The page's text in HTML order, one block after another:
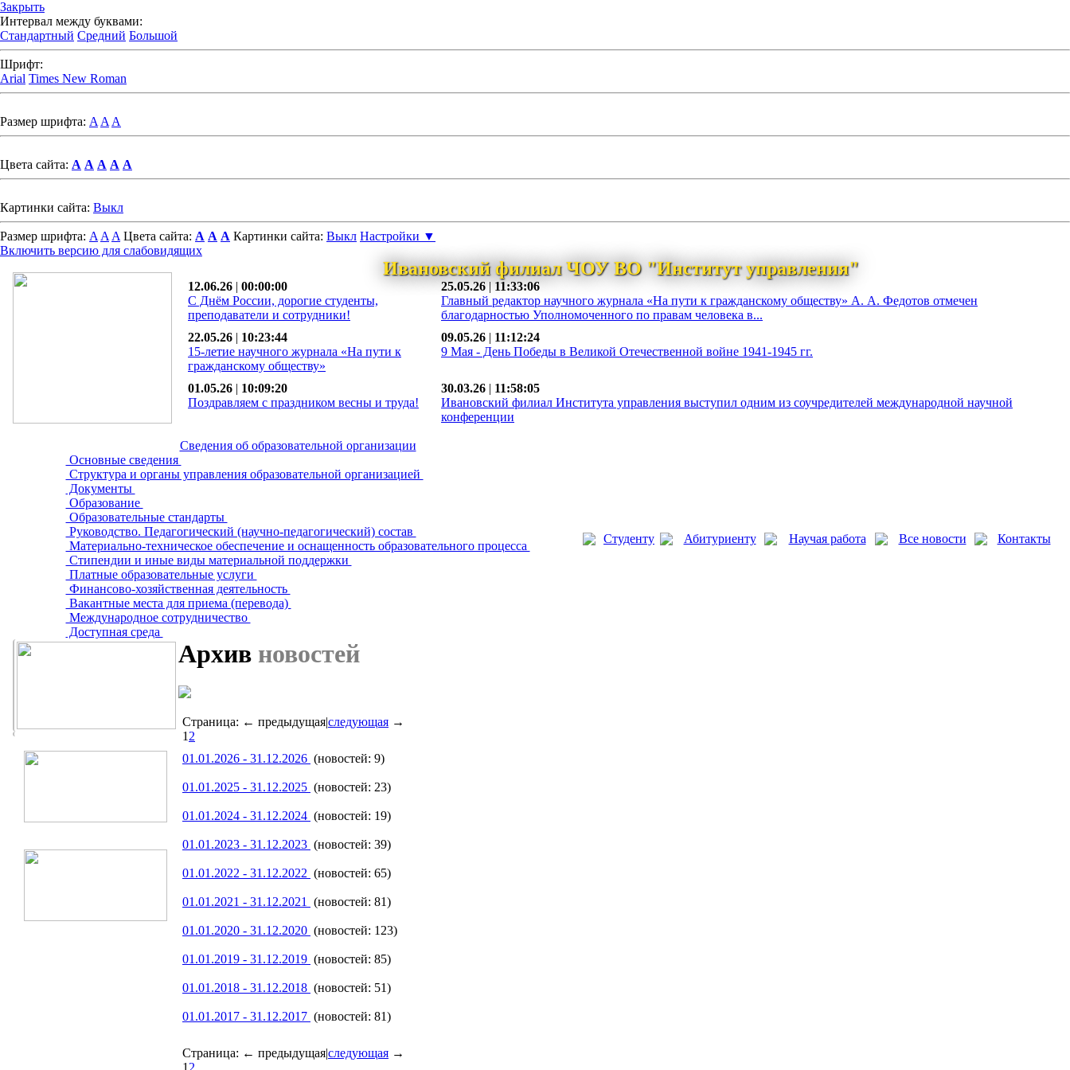
Закрыть
Интервал между буквами:
Стандартный Средний Большой
Шрифт:
Arial Times New Roman
Размер шрифта: A A A
Цвета сайта: A A A A A
Картинки сайта: Выкл
Размер шрифта: A A A Цвета сайта: A A A Картинки сайта: Выкл Настройки ▼
Включить версию для слабовидящих
Ивановский филиал ЧОУ ВО "Институт управления"
12.06.26 | 00:00:00
С Днём России, дорогие студенты,
преподаватели и сотрудники!
25.05.26 | 11:33:06
Главный редактор научного журнала «На пути к гражданскому обществу» А. А. Федотов отмечен
благодарностью Уполномоченного по правам человека в...
22.05.26 | 10:23:44
15-летие научного журнала «На пути к
гражданскому обществу»
09.05.26 | 11:12:24
9 Мая - День Победы в Великой Отечественной войне 1941-1945 гг.
01.05.26 | 10:09:20
Поздравляем с праздником весны и труда!
30.03.26 | 11:58:05
Ивановский филиал Института управления выступил одним из соучредителей международной научной
конференции
Сведения об образовательной организации
Основные сведения
Структура и органы управления образовательной организацией
Документы
Образование
Образовательные стандарты
Руководство. Педагогический (научно-педагогический) состав
Материально-техническое обеспечение и оснащенность образовательного процесса
Стипендии и иные виды материальной поддержки
Платные образовательные услуги
Финансово-хозяйственная деятельность
Вакантные места для приема (перевода)
Международное сотрудничество
Доступная среда
Студенту Абитуриенту Научая работа Все новости Контакты
Архив новостей
Страница: ← предыдущая|следующая →
12
01.01.2026 - 31.12.2026 (новостей: 9)
01.01.2025 - 31.12.2025 (новостей: 23)
01.01.2024 - 31.12.2024 (новостей: 19)
01.01.2023 - 31.12.2023 (новостей: 39)
01.01.2022 - 31.12.2022 (новостей: 65)
01.01.2021 - 31.12.2021 (новостей: 81)
01.01.2020 - 31.12.2020 (новостей: 123)
01.01.2019 - 31.12.2019 (новостей: 85)
01.01.2018 - 31.12.2018 (новостей: 51)
01.01.2017 - 31.12.2017 (новостей: 81)
Страница: ← предыдущая|следующая →